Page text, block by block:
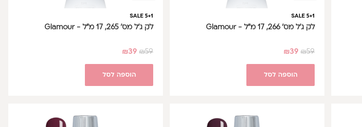
SALE 5+1
לק ג'ל מס' 266, 17 מ"ל - Glamour
₪59
₪39
הוספה לסל
SALE 5+1
לק ג'ל מס' 265, 17 מ"ל - Glamour
₪59
₪39
הוספה לסל